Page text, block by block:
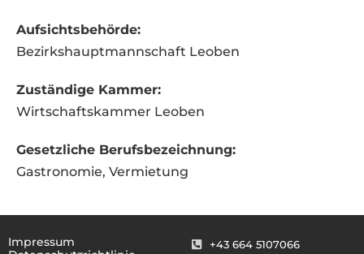
Aufsichtsbehörde:
Bezirkshauptmannschaft Leoben
Zuständige Kammer:
Wirtschaftskammer Leoben
Gesetzliche Berufsbezeichnung:
Gastronomie, Vermietung
Impressum
+43 664 5107066